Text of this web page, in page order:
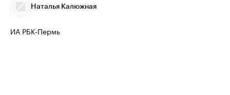
Наталья Калюжная
ИА РБК-Пермь